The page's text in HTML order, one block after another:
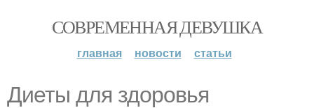
СОВРЕМЕННАЯ ДЕВУШКА
главная новости статьи
Диеты для здоровья